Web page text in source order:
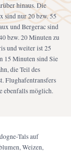
hinaus. Die
sind nur 20 bzw. 55
und Bergerac sind
bzw. 20 Minuten zu
und weiter ist 25
15 Minuten sind Sie
die Teil des
Flughafentransfers
ebenfalls möglich.
Tals auf
Weizen,